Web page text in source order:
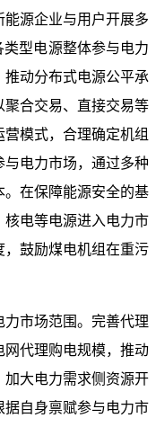
源企业与用户开展多
型电源整体参与电力
动分布式电源公平承
合交易、直接交易等
模式，合理确定机组
电力市场，通过多种
在保障能源安全的基
电等电源进入电力市
鼓励煤电机组在重污
市场范围。完善代理
代理购电规模，推动
加大电力需求侧资源开
自身禀赋参与电力市